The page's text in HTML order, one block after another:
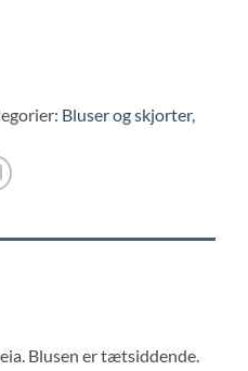
Bluser og skjorter,
Blusen er tætsiddende.